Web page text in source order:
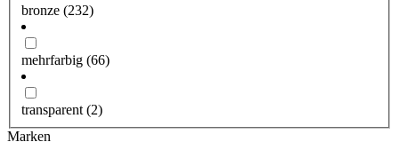
bronze (232)
mehrfarbig (66)
transparent (2)
Marken